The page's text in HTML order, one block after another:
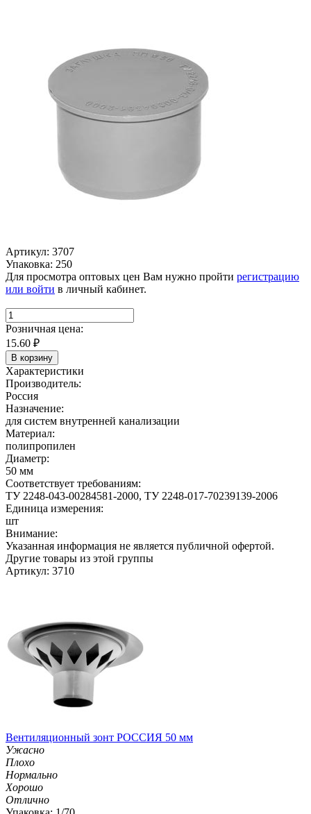
Артикул: 3707
Упаковка: 250
Для просмотра оптовых цен Вам нужно пройти регистрацию
или войти в личный кабинет.
Розничная цена:
15.60 ₽
В корзину
Характеристики
Производитель:
Россия
Назначение:
для систем внутренней канализации
Материал:
полипропилен
Диаметр:
50 мм
Соответствует требованиям:
ТУ 2248-043-00284581-2000, ТУ 2248-017-70239139-2006
Единица измерения:
шт
Внимание:
Указанная информация не является публичной офертой.
Другие товары из этой группы
Артикул: 3710
Вентиляционный зонт РОССИЯ 50 мм
Ужасно
Плохо
Нормально
Хорошо
Отлично